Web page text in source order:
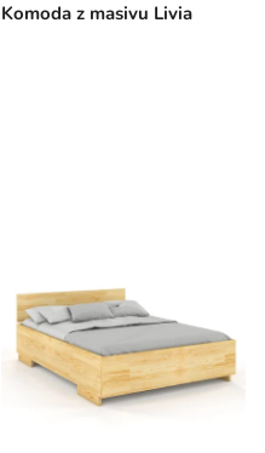
Komoda z masivu Livia